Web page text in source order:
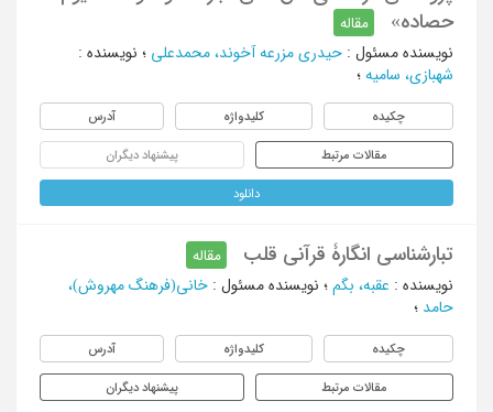
حصاده»
مقاله
نویسنده مسئول : حیدری مزرعه آخوند، محمدعلی ؛ نویسنده :
شهبازی، سامیه ؛
چکیده کلیدواژه آدرس
مقالات مرتبط پیشنهاد دیگران
دانلود
تبارشناسی انگارۀ قرآنی قلب
مقاله
نویسنده : عقبه، بگم ؛ نویسنده مسئول : خانی(فرهنگ مهروش)،
حامد ؛
چکیده کلیدواژه آدرس
مقالات مرتبط پیشنهاد دیگران